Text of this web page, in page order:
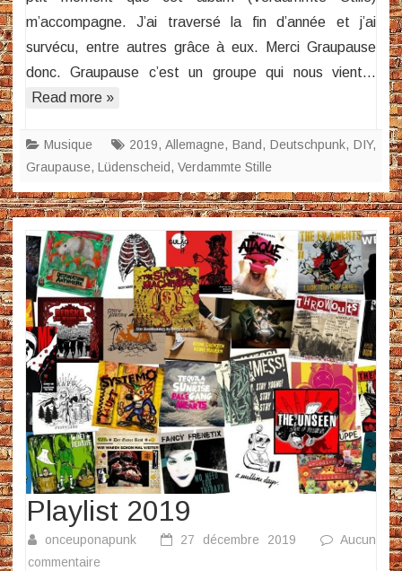
m’accompagne. J’ai traversé la fin d’année et j’ai
survécu, entre autres grâce à eux. Merci Graupause
donc. Graupause c’est un groupe qui nous vient…
Read more »
Musique 2019, Allemagne, Band, Deutschpunk,DIY,
Graupause, Lüdenscheid, Verdammte Stille
Playlist 2019
onceuponapunk 27 décembre 2019
Aucun
commentaire